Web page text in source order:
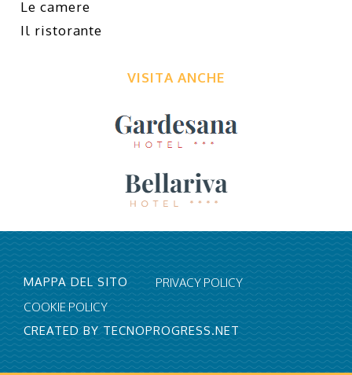
Le camere
Il ristorante
VISITA ANCHE
MAPPA DEL SITO
PRIVACY POLICY
COOKIE POLICY
CREATED BY TECNOPROGRESS.NET